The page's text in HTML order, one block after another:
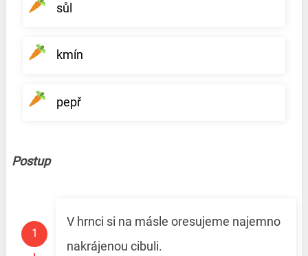
sůl
kmín
pepř
Postup
V hrnci si na másle oresujeme najemno
nakrájenou cibuli.